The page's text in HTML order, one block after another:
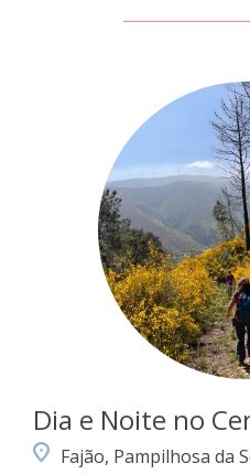
Dia e Noite no
Fajão, Pampilhosa da